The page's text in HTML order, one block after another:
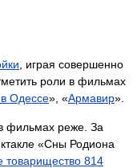
, играя совершенно
роли в фильмах
в Одессе», «Армавир».
фильмах реже. За
«Сны Родиона
товарищество 814